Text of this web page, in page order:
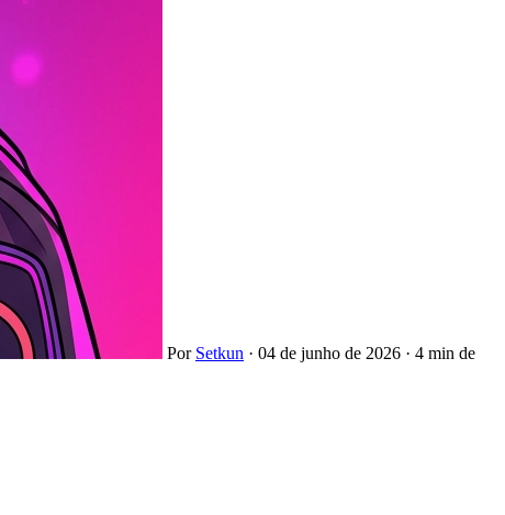
Por Setkun · 04 de junho de 2026 · 4 min de